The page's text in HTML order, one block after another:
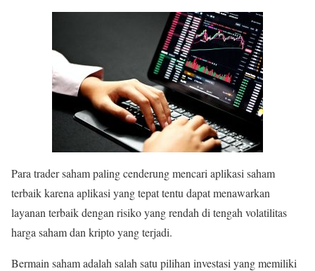
Para trader saham paling cenderung mencari aplikasi saham
terbaik karena aplikasi yang tepat tentu dapat menawarkan
layanan terbaik dengan risiko yang rendah di tengah volatilitas
harga saham dan kripto yang terjadi.
Bermain saham adalah salah satu pilihan investasi yang memiliki